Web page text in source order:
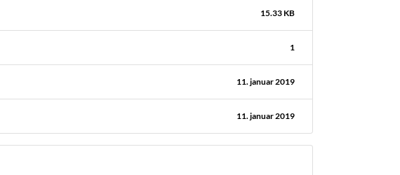
15.33 KB
1
11. januar 2019
11. januar 2019